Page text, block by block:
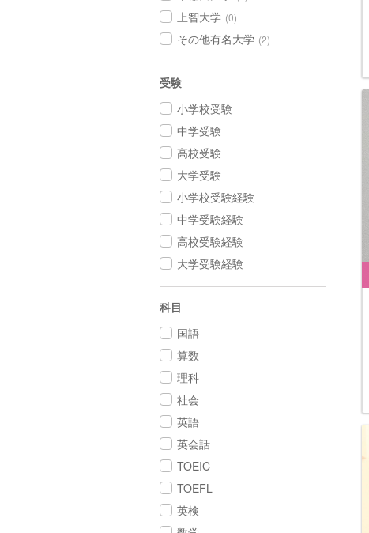
上智大学 (0)
その他有名大学 (2)
受験
小学校受験
中学受験
高校受験
大学受験
小学校受験経験
中学受験経験
高校受験経験
大学受験経験
科目
国語
算数
理科
社会
英語
英会話
TOEIC
TOEFL
英検